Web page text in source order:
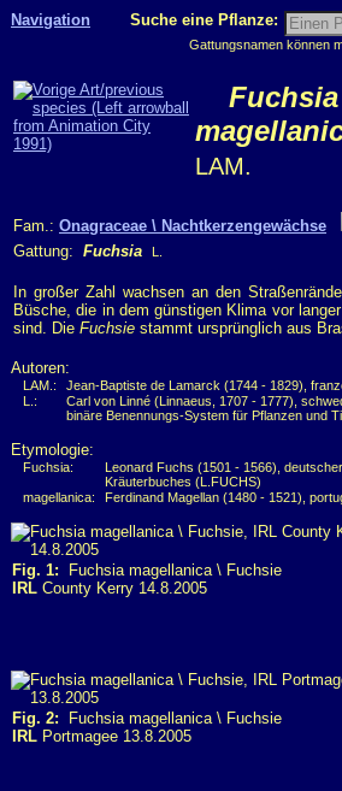
Navigation Suche eine Pflanze:
Gattungsnamen können
Fuchsia
LAM.
Fam.: Onagraceae \ Nachtkerzengewächse
Gattung: Fuchsia L.
In großer Zahl wachsen an den
Büsche, die in dem günstigen Klima vor
sind. Die Fuchsie stammt ursprünglich aus
Autoren:
LAM.:
Jean-Baptiste de Lamarck (1744 - 1829),
L.:
Carl von Linné (Linnaeus, 1707 - 1777),
binäre Benennungs-System für Pflanzen und
Etymologie:
Fuchsia:
Leonard Fuchs (1501 - 1566),
Kräuterbuches (L.FUCHS)
magellanica:
Ferdinand Magellan (1480 - 1521),
Fig. 1: Fuchsia magellanica \ Fuchsie
IRL County Kerry 14.8.2005
Fig. 2: Fuchsia magellanica \ Fuchsie
IRL Portmagee 13.8.2005